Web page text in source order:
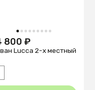
1 2 3 4 5 6 7 8 9
800 ₽
Lucca 2-х местный